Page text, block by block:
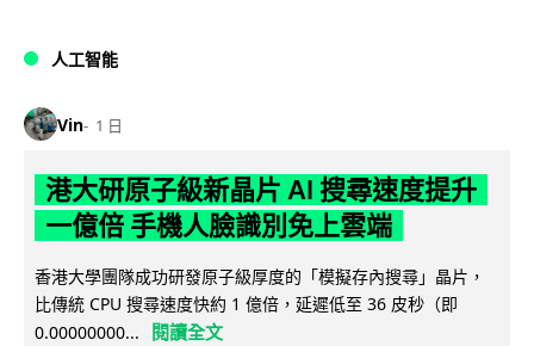
人工智能
Vin 1 日
港大研原子級新晶片 AI 搜尋速度提升
一億倍 手機人臉識別免上雲端
香港大學團隊成功研發原子級厚度的「模擬存內搜尋」晶片，
比傳統 CPU 搜尋速度快約 1 億倍，延遲低至 36 皮秒（即
0.00000000...
閱讀全文